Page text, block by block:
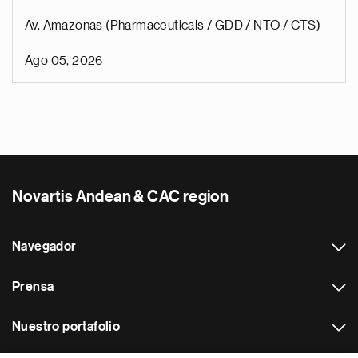
Av. Amazonas (Pharmaceuticals / GDD / NTO / CTS)
Ago 05, 2026
Novartis Andean & CAC region
Navegador
Prensa
Nuestro portafolio